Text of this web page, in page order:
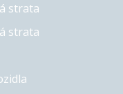
strata
strata